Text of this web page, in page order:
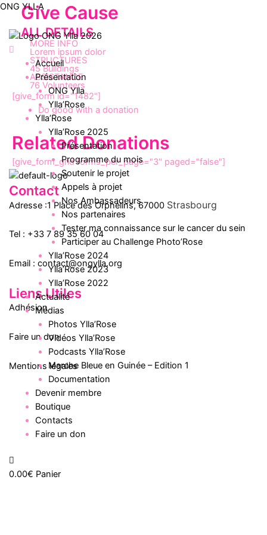
Aller
contenu
ONG YLLA
Menu
Accueil
Présentation
ONG Ylla
Ylla’Rose
Ylla’Rose
Ylla’Rose 2025
Présentation
Programme du mois
Soutenir le projet
Appels à projet
Nos Ambassadeurs
Nos partenaires
Tester ma connaissance sur le cancer du sein
Participer au Challenge Photo’Rose
Ylla’Rose 2024
Ylla’Rose 2023
Ylla’Rose 2022
Actualité
Médias
Photos Ylla’Rose
Vidéos Ylla’Rose
Podcasts Ylla’Rose
Marche Bleue en Guinée – Edition 1
Documentation
Devenir membre
Boutique
Contacts
Faire un don
0.00€ Panier
Give Cause
ALL DETAILS
MORE INFO
Lorem ipsum dolor
STRUCTURES
45 Buildings
ASSISTANCE
76 Volunteers
[give_form id="1482"]
Do good with a donation
Related Donations
[give_form_grid forms_per_page="3" paged="false"]
Contact
Adresse :1 Place des Orphelins, 67000 Strasbourg
Tel : +33 7 89 356004
Email : contact@ongylla.org
Liens Utiles
Adhésion
Faire un don
Mentions légales